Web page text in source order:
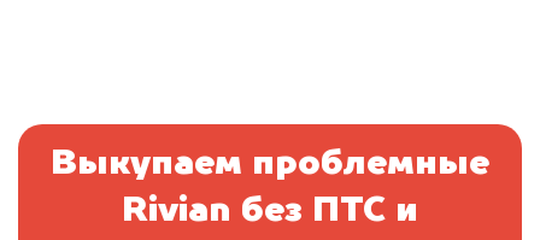
Выкупаем проблемные
Rivian без ПТС и